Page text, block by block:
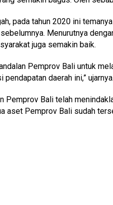
pada tahun 2020 ini
Menurutnya
juga semakin baik.
Pemprov Bali untuk
daerah ini,” ujarnya.
Bali telah
aset Pemprov Bali sudah